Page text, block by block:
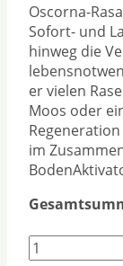
Oscorna-
Sofort- und
hinweg die
er vielen
Moos oder
im
Oscorna-